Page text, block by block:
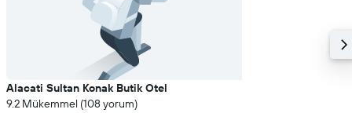
Alacati Sultan Konak Butik Otel
9.2 Mükemmel (108 yorum)